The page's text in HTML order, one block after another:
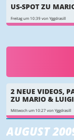
US-SPOT ZU
Freitag um 10:39 von Yggdrasill
2 NEUE VIDEOS,
ZU MARIO &
Mittwoch um 10:27 von Yggdrasill
AUGUST